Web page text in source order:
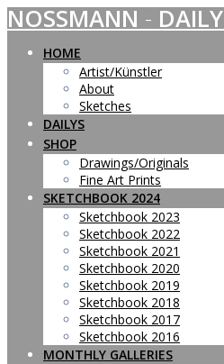
Skip
to
content
NOSSMANN - DAILY
HOME
Artist/Künstler
About
Sketches
DAILYS
SHOP
Drawings/Originals
Fine Art Prints
SKETCHBOOK 2024
Sketchbook 2023
Sketchbook 2022
Sketchbook 2021
Sketchbook 2020
Sketchbook 2019
Sketchbook 2018
Sketchbook 2017
Sketchbook 2016
MONTHLY GALLERIES